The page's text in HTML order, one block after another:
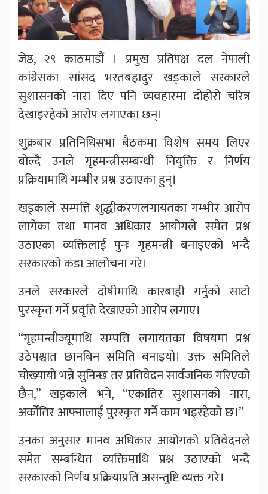
जेष्ठ, २९ काठमाडौं । प्रमुख प्रतिपक्ष दल नेपाली
कांग्रेसका सांसद भरतबहादुर खड्काले सरकारले
सुशासनको नारा दिए पनि व्यवहारमा दोहोरो चरित्र
देखाइरहेको आरोप लगाएका छन्।
शुक्रबार प्रतिनिधिसभा बैठकमा विशेष समय लिएर
बोल्दै उनले गृहमन्त्रीसम्बन्धी नियुक्ति र निर्णय
प्रक्रियामाथि गम्भीर प्रश्न उठाएका हुन्।
खड्काले सम्पत्ति शुद्धीकरणलगायतका गम्भीर आरोप
लागेका तथा मानव अधिकार आयोगले समेत प्रश्न
उठाएका व्यक्तिलाई पुनः गृहमन्त्री बनाइएको भन्दै
सरकारको कडा आलोचना गरे।
उनले सरकारले दोषीमाथि कारबाही गर्नुको साटो
पुरस्कृत गर्ने प्रवृत्ति देखाएको आरोप लगाए।
“गृहमन्त्रीज्यूमाथि सम्पत्ति लगायतका विषयमा प्रश्न
उठेपश्चात छानबिन समिति बनाइयो। उक्त समितिले
चोख्यायो भन्ने सुनिन्छ तर प्रतिवेदन सार्वजनिक गरिएको
छैन,” खड्काले भने, “एकातिर सुशासनको नारा,
अर्कोतिर आफ्नालाई पुरस्कृत गर्ने काम भइरहेको छ।”
उनका अनुसार मानव अधिकार आयोगको प्रतिवेदनले
समेत सम्बन्धित व्यक्तिमाथि प्रश्न उठाएको भन्दै
सरकारको निर्णय प्रक्रियाप्रति असन्तुष्टि व्यक्त गरे।